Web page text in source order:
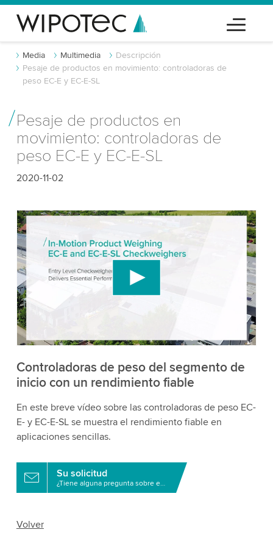
Media Multimedia
Descripción
Pesaje de productos en movimiento: controladoras de
peso EC-E y EC-E-SL
Pesaje de productos en
movimiento: controladoras de
peso EC-E y EC-E-SL
2020-11-02
cargar el servicio de video de YouTube!
Utilizamos un servicio de terceros para incrustar
contenido de video que puede recopilar datos
Aceptar Más información
Controladoras de peso del segmento de
inicio con un rendimiento fiable
En este breve vídeo sobre las controladoras de peso EC-
E- y EC-E-SL se muestra el rendimiento fiable en
aplicaciones sencillas.
Su solicitud
¿Tiene alguna pregunta sobre este producto?
Volver